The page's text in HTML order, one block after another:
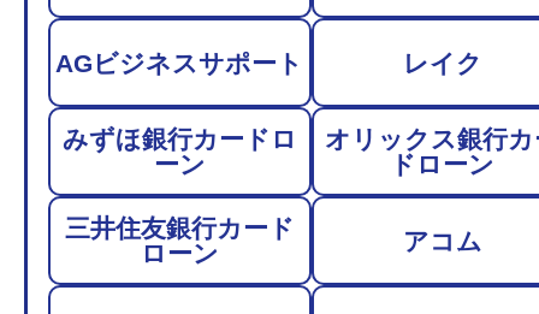
AGビジネスサポート レイク
みずほ銀行カードロ
ーン
オリックス銀行
ドローン
三井住友銀行カード
ローン
アコム